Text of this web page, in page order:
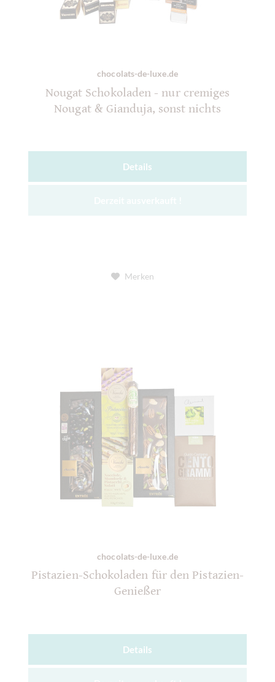
chocolats-de-luxe.de
Nougat Schokoladen - nur cremiges
Nougat & Gianduja, sonst nichts
Details
Merken
chocolats-de-luxe.de
Pistazien-Schokoladen für den Pistazien-
Genießer
Details